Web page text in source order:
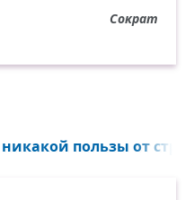
Сократ
пользы от